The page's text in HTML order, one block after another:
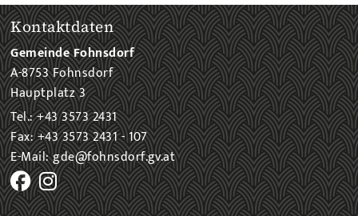
Kontaktdaten
Gemeinde Fohnsdorf
A-8753 Fohnsdorf
Hauptplatz 3
Tel.: +43 3573 2431
Fax: +43 3573 2431 - 107
E-Mail: gde@fohnsdorf.gv.at